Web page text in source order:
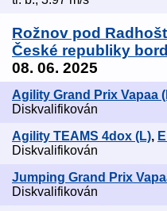
Rožnov pod
České republiky
08. 06. 2025
Agility Grand Prix Vapaa
Diskvalifikován
Agility TEAMS 4dox (L),
Diskvalifikován
Jumping Grand Prix
Diskvalifikován